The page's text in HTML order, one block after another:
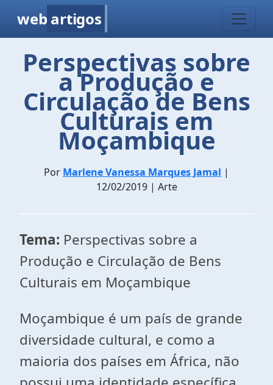
web artigos
Perspectivas sobre
a Produção e
Circulação de Bens
Culturais em
Moçambique
Por Marlene Vanessa Marques Jamal |
12/02/2019 | Arte
Tema: Perspectivas sobre a
Produção e Circulação de Bens
Culturais em Moçambique
Moçambique é um país de grande
diversidade cultural, e como a
maioria dos países em África, não